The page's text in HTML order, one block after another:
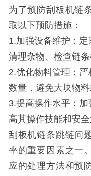
为了预防刮板机链
取以下预防措施：
1.加强设备维护：
清理杂物、检查链
2.优化物料管理：
数量，避免大块物
3.提高操作水平：
高其操作技能和安
刮板机链条跳链问
率的重要因素之一
应的处理方法和预